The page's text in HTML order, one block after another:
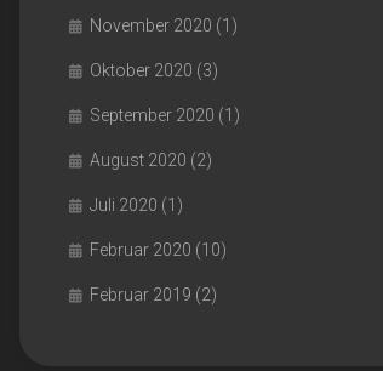
November 2020 (1)
Oktober 2020 (3)
September 2020 (1)
August 2020 (2)
Juli 2020 (1)
Februar 2020 (10)
Februar 2019 (2)